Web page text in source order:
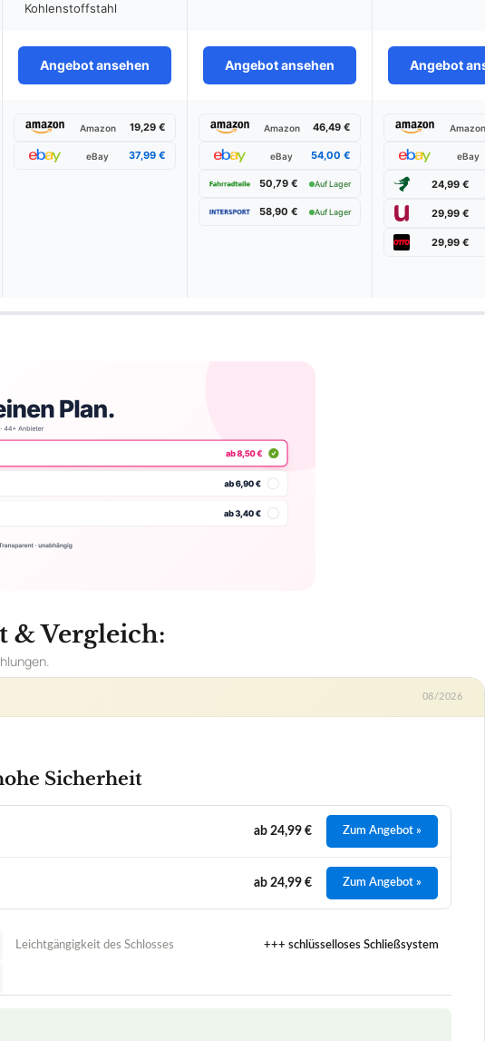
Kohlenstoffstahl
Angebot ansehen Angebot ansehen Angebot
Amazon 19,29 €
eBay 37,99 €
Amazon 46,49 €
eBay 54,00 €
50,79 € Auf Lager
58,90 € Auf Lager
eBay
24,99 €
29,99 €
29,99 €
& Vergleich:
08/2026
Sicherheit
ab 24,99 € Zum Angebot »
ab 24,99 € Zum Angebot »
Leichtgängigkeit des Schlosses +++ schlüsselloses Schließsystem